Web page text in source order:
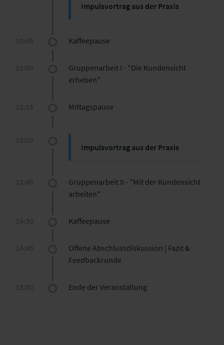
Impulsvortrag aus der Praxis
Management & Customer
Kaffeepause
Gruppenarbeit I - "Die Kundensicht
erheben"
Mittagspause
Impulsvortrag aus der Praxis
bei INTER Versicherungsgruppe
Gruppenarbeit II - "Mit der Kundensicht
arbeiten"
Kaffeepause
Offene Abschlussdiskussion | Fazit &
Feedbackrunde
Ende der Veranstaltung